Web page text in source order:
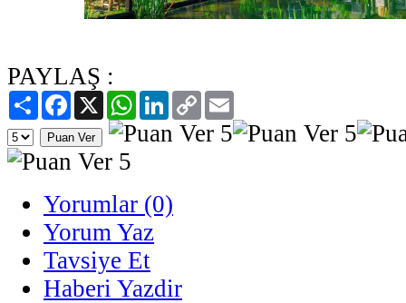
PAYLAŞ :
PaylaşFacebook
X WhatsAppLinkedIn
Copy
Link
Yorumlar (0)
Yorum Yaz
Tavsiye Et
Haberi Yazdir